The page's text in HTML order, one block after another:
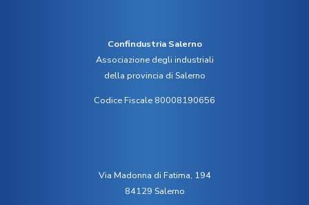
Confindustria Salerno
Associazione degli industriali
della provincia di Salerno
Codice Fiscale 80008190656
Via Madonna di Fatima, 194
84129 Salerno